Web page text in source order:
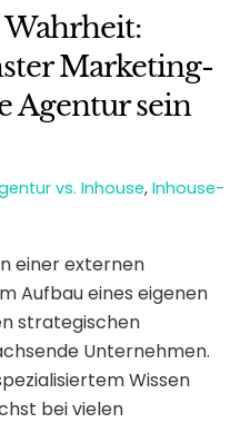
Marketing-
Agentur sein
vs. Inhouse, Inhouse-
einer externen
Aufbau eines eigenen
strategischen
Unternehmen.
Wissen
bei vielen